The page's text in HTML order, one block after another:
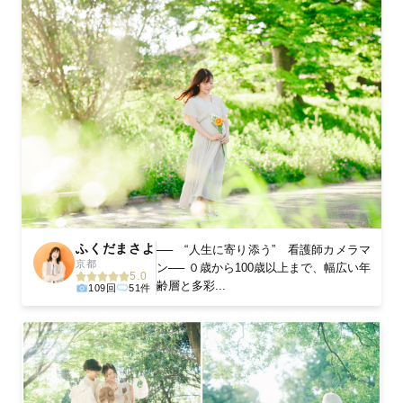
ふくだまさよ
京都
5.0
109回 51件
── “人生に寄り添う” 看護師カメラマ
ン── ０歳から100歳以上まで、幅広い年
齢層と多彩...